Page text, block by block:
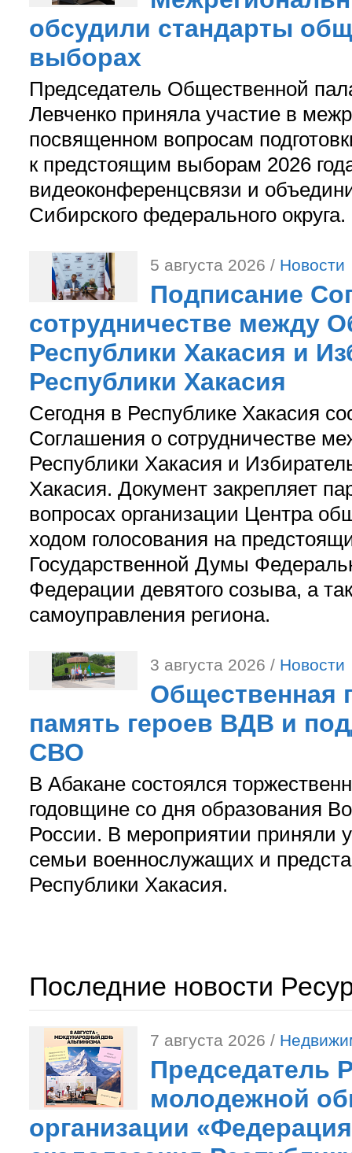
обсудили стандарты
выборах
Председатель Общественной
Левченко приняла участие в
посвященном вопросам
к предстоящим выборам 2026
видеоконференцсвязи и
Сибирского федерального округа.
5 августа 2026 / Новости
Подписание
сотрудничестве между
Республики Хакасия и
Республики Хакасия
Сегодня в Республике Хакасия
Соглашения о сотрудничестве
Республики Хакасия и
Хакасия. Документ закрепляет
вопросах организации Центра
ходом голосования на
Государственной Думы
Федерации девятого созыва, а
самоуправления региона.
3 августа 2026 / Новости
Общественная
память героев ВДВ и
СВО
В Абакане состоялся
годовщине со дня образования
России. В мероприятии приняли
семьи военнослужащих и
Республики Хакасия.
Последние новости
7 августа 2026 /
Председатель
молодежной
организации